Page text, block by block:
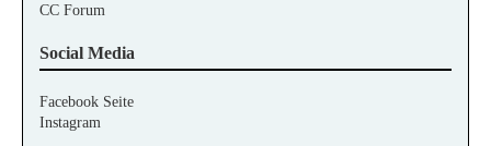
CC Forum
Social Media
Facebook Seite
Instagram